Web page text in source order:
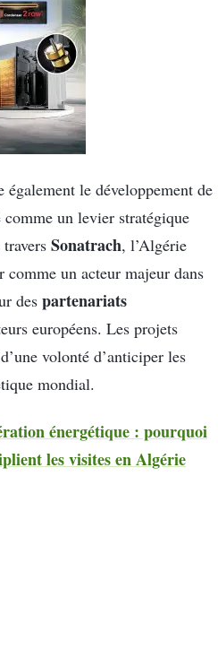
le développement de
comme un levier stratégique
Sonatrach, l’Algérie
un acteur majeur dans
des partenariats
européens. Les projets
volonté d’anticiper les
mondial.
énergétique : pourquoi
les visites en Algérie